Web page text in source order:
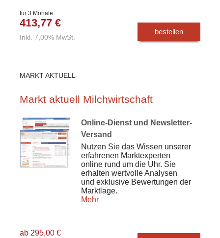
für 3 Monate
413,77 €
Inkl. 7,00% MwSt.
bestellen
MARKT AKTUELL
Markt aktuell Milchwirtschaft
Online-Dienst und Newsletter-
Versand
Nutzen Sie das Wissen unserer
erfahrenen Marktexperten
online rund um die Uhr. Sie
erhalten wertvolle Analysen
und exklusive Bewertungen der
Marktlage.
Mehr
ab 295,00 €